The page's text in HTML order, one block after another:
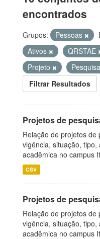
encontrados
Grupos: Pessoas
Ativos
QRSTAE
Projeto
Pesquisa
Filtrar Resultados
Projetos de
Relação de projetos
vigência, situação,
acadêmica no campus
CSV
Projetos de
Relação de projetos
vigência, situação,
acadêmica no campus